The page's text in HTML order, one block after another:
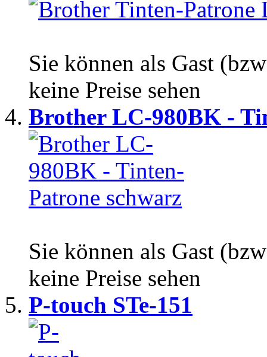
Sie können als Gast
keine Preise sehen
Brother LC-980BK -
Sie können als Gast
keine Preise sehen
P-touch STe-151